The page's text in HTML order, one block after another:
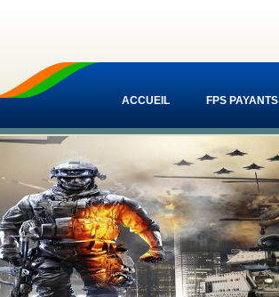
ACCUEIL FPS PAYANTS